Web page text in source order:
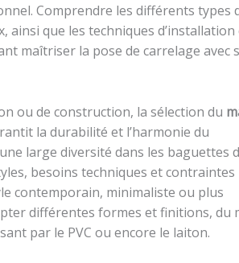
Comprendre les différents types
que les techniques d’installation
maîtriser la pose de carrelage avec
ou de construction, la sélection du
la durabilité et l’harmonie du
large diversité dans les baguettes
besoins techniques et contraintes
contemporain, minimaliste ou plus
différentes formes et finitions, du
par le PVC ou encore le laiton.